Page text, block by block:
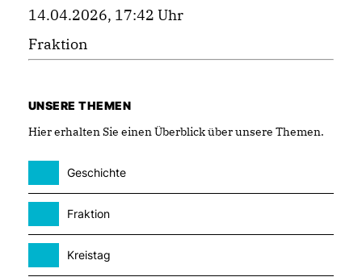
14.04.2026, 17:42 Uhr
Fraktion
UNSERE THEMEN
Hier erhalten Sie einen Überblick über unsere Themen.
Geschichte
Fraktion
Kreistag